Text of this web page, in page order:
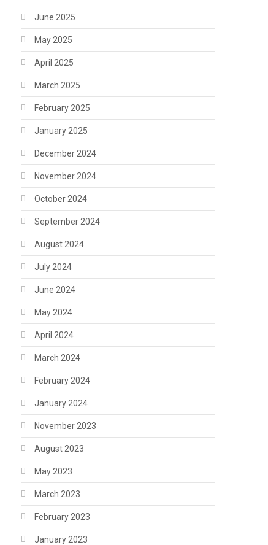
June 2025
May 2025
April 2025
March 2025
February 2025
January 2025
December 2024
November 2024
October 2024
September 2024
August 2024
July 2024
June 2024
May 2024
April 2024
March 2024
February 2024
January 2024
November 2023
August 2023
May 2023
March 2023
February 2023
January 2023